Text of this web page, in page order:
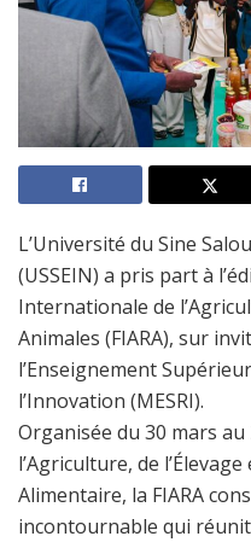
L’Université du Sine
(USSEIN) a pris part à
Internationale de
Animales (FIARA), sur
l’Enseignement
l’Innovation (MESRI).
Organisée du 30 mars
l’Agriculture, de
Alimentaire, la FIARA
incontournable qui